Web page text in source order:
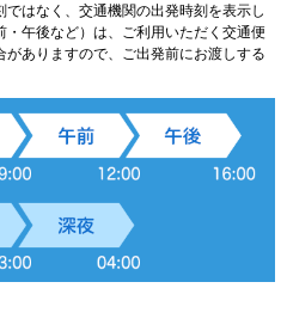
はなく、交通機関の出発時刻を表示し
午後など）は、ご利用いただく交通便
ありますので、ご出発前にお渡しする